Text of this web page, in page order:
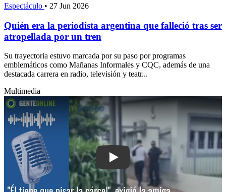
Espectáculo • 27 Jun 2026
Quién era la periodista argentina que falleció tras ser
atropellada por un tren
Su trayectoria estuvo marcada por su paso por programas
emblemáticos como Mañanas Informales y CQC, además de una
destacada carrera en radio, televisión y teatr...
Multimedia
Play: "Él tiene que pisar la cárcel",